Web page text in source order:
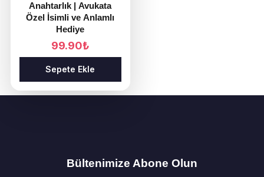
Anahtarlık | Avukata
Özel İsimli ve Anlamlı
Hediye
99.90₺
Sepete Ekle
Bültenimize Abone Olun